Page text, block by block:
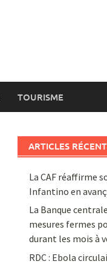
TOURISME
ARTICLES
La CAF réaffirme
Infantino en
La Banque
mesures fermes
durant les mois à
RDC : Ebola